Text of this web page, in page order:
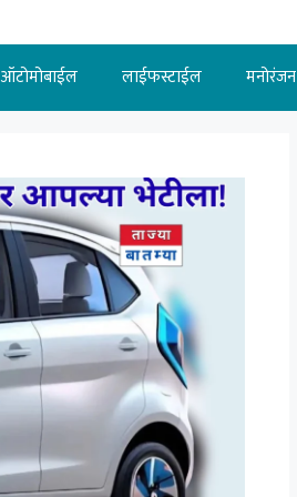
ऑटोमोबाईल लाईफस्टाईल मनोरंजन